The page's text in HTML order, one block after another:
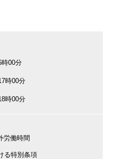
時00分
時00分
時00分
労働時間
る特別条項